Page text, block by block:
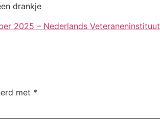
drankje
2025 – Nederlands Veteraneninstituut
met *